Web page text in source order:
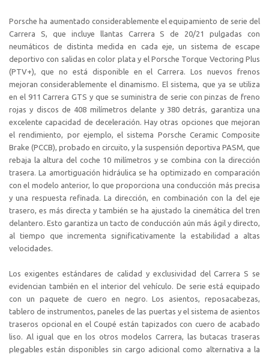
Porsche ha aumentado considerablemente el equipamiento de serie del
Carrera S, que incluye llantas Carrera S de 20/21 pulgadas con
neumáticos de distinta medida en cada eje, un sistema de escape
deportivo con salidas en color plata y el Porsche Torque Vectoring Plus
(PTV+), que no está disponible en el Carrera. Los nuevos frenos
mejoran considerablemente el dinamismo. El sistema, que ya se utiliza
en el 911 Carrera GTS y que se suministra de serie con pinzas de freno
rojas y discos de 408 milímetros delante y 380 detrás, garantiza una
excelente capacidad de deceleración. Hay otras opciones que mejoran
el rendimiento, por ejemplo, el sistema Porsche Ceramic Composite
Brake (PCCB), probado en circuito, y la suspensión deportiva PASM, que
rebaja la altura del coche 10 milímetros y se combina con la dirección
trasera. La amortiguación hidráulica se ha optimizado en comparación
con el modelo anterior, lo que proporciona una conducción más precisa
y una respuesta refinada. La dirección, en combinación con la del eje
trasero, es más directa y también se ha ajustado la cinemática del tren
delantero. Esto garantiza un tacto de conducción aún más ágil y directo,
al tiempo que incrementa significativamente la estabilidad a altas
velocidades.
Los exigentes estándares de calidad y exclusividad del Carrera S se
evidencian también en el interior del vehículo. De serie está equipado
con un paquete de cuero en negro. Los asientos, reposacabezas,
tablero de instrumentos, paneles de las puertas y el sistema de asientos
traseros opcional en el Coupé están tapizados con cuero de acabado
liso. Al igual que en los otros modelos Carrera, las butacas traseras
plegables están disponibles sin cargo adicional como alternativa a la